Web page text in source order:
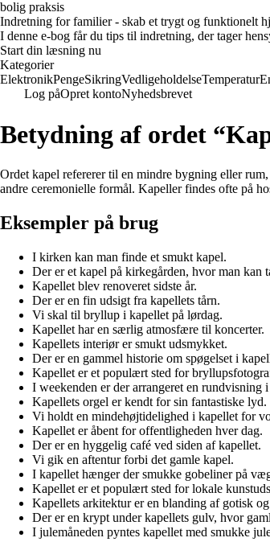
bolig praksis
Indretning for familier - skab et trygt og funktionelt
I denne e-bog får du tips til indretning, der tager
Start din læsning nu
Kategorier
ElektronikPengeSikringVedligeholdelseTemperatur
Log påOpret kontoNyhedsbrevet
Betydning af ordet
Ordet kapel refererer til en mindre bygning eller
andre ceremonielle formål. Kapeller findes ofte på
Eksempler på brug
I kirken kan man finde et smukt kapel.
Der er et kapel på kirkegården, hvor man kan
Kapellet blev renoveret sidste år.
Der er en fin udsigt fra kapellets tårn.
Vi skal til bryllup i kapellet på lørdag.
Kapellet har en særlig atmosfære til koncerter.
Kapellets interiør er smukt udsmykket.
Der er en gammel historie om spøgelset i
Kapellet er et populært sted for
I weekenden er der arrangeret en rundvisning
Kapellets orgel er kendt for sin fantastiske lyd.
Vi holdt en mindehøjtidelighed i kapellet for
Kapellet er åbent for offentligheden hver dag.
Der er en hyggelig café ved siden af kapellet.
Vi gik en aftentur forbi det gamle kapel.
I kapellet hænger der smukke gobeliner på
Kapellet er et populært sted for lokale
Kapellets arkitektur er en blanding af gotisk
Der er en krypt under kapellets gulv, hvor
I julemåneden pyntes kapellet med smukke